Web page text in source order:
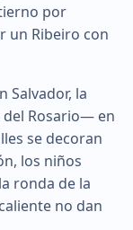
por
un Ribeiro con
Salvador, la
Rosario— en
se decoran
los niños
ronda de la
no dan